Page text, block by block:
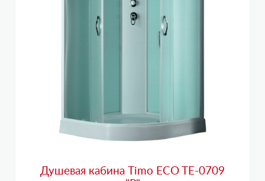
Душевая кабина Timo ECO TE-0709